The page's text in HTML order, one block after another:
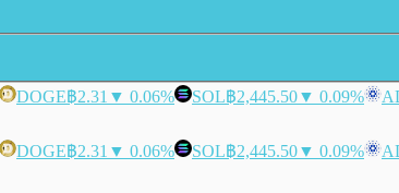
DOGE฿2.31 ▼ 0.06% SOL฿2,445.50▼ 0.09%
DOGE฿2.31 ▼ 0.06% SOL฿2,445.50▼ 0.09%